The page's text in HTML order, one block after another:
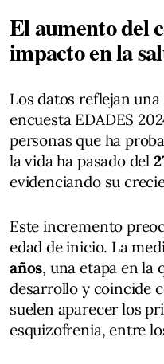
El aumento del
impacto en la
Los datos reflejan
encuesta EDADES
personas que ha
la vida ha pasado del
evidenciando su
Este incremento
edad de inicio. La
años, una etapa en la
desarrollo y coincide
suelen aparecer los
esquizofrenia, entre